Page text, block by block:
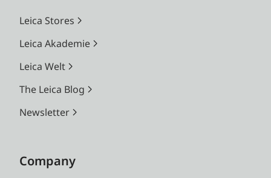
Leica Stores
Leica Akademie
Leica Welt
The Leica Blog
Newsletter
Company